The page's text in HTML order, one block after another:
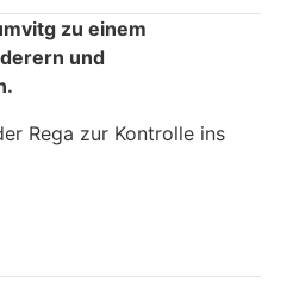
zu einem
und
Rega zur Kontrolle ins